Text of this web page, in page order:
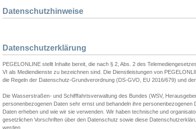
Datenschutzhinweise
Datenschutzerklärung
PEGELONLINE stellt Inhalte bereit, die nach § 2, Abs. 2 des
VI als Mediendienste zu bezeichnen sind. Die Dienstleistungen von
die Regeln der Datenschutz-Grundverordnung (DS-GVO, EU 2016/679) und
Die Wasserstraßen- und Schifffahrtsverwaltung des Bundes (WSV,
personenbezogenen Daten sehr ernst und behandeln ihre
Daten erheben und wie wir sie verwenden. Wir haben technische und
gesetzlichen Vorschriften über den Datenschutz sowie diese
werden.